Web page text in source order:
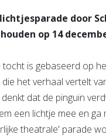
lichtjesparade door
op 14
is gebaseerd op
die het verhaal vertelt
dat de pinguïn
een lichtje mee en
theatrale' parade